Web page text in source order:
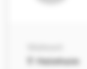
Helmheim